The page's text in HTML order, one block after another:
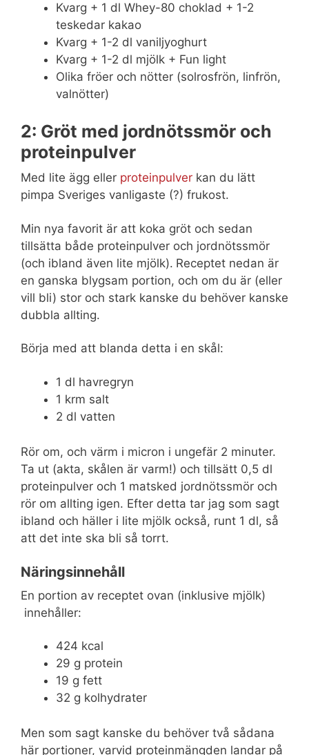
Kvarg + 1 dl Whey-80 choklad + 1-2
teskedar kakao
Kvarg + 1-2 dl vaniljyoghurt
Kvarg + 1-2 dl mjölk + Fun light
Olika fröer och nötter (solrosfrön, linfrön,
valnötter)
2: Gröt med jordnötssmör och
proteinpulver
Med lite ägg eller proteinpulver kan du lätt
pimpa Sveriges vanligaste (?) frukost.
Min nya favorit är att koka gröt och sedan
tillsätta både proteinpulver och jordnötssmör
(och ibland även lite mjölk). Receptet nedan är
en ganska blygsam portion, och om du är (eller
vill bli) stor och stark kanske du behöver kanske
dubbla allting.
Börja med att blanda detta i en skål:
1 dl havregryn
1 krm salt
2 dl vatten
Rör om, och värm i micron i ungefär 2 minuter.
Ta ut (akta, skålen är varm!) och tillsätt 0,5 dl
proteinpulver och 1 matsked jordnötssmör och
rör om allting igen. Efter detta tar jag som sagt
ibland och häller i lite mjölk också, runt 1 dl, så
att det inte ska bli så torrt.
Näringsinnehåll
En portion av receptet ovan (inklusive mjölk)
innehåller:
424 kcal
29 g protein
19 g fett
32 g kolhydrater
Men som sagt kanske du behöver två sådana
här portioner, varvid proteinmängden landar på